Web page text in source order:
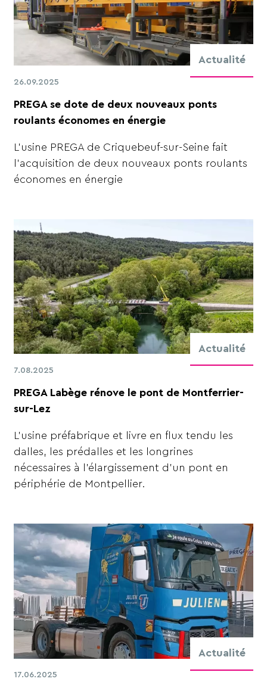
Actualité
26.09.2025
PREGA se dote de deux nouveaux ponts
roulants économes en énergie
L’usine PREGA de Criquebeuf-sur-Seine fait
l'acquisition de deux nouveaux ponts roulants
économes en énergie
Actualité
7.08.2025
PREGA Labège rénove le pont de Montferrier-
sur-Lez
L’usine préfabrique et livre en flux tendu les
dalles, les prédalles et les longrines
nécessaires à l’élargissement d’un pont en
périphérie de Montpellier.
Actualité
17.06.2025